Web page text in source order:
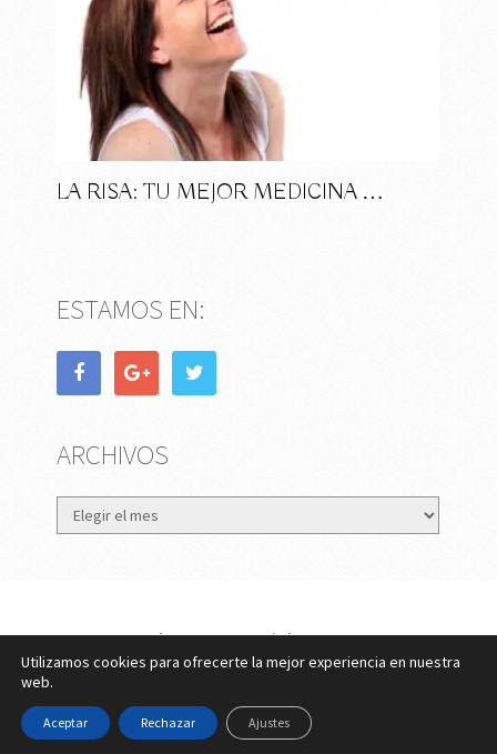
LA RISA: TU MEJOR MEDICINA …
ESTAMOS EN:
ARCHIVOS
Archivos
eMujer.comCopyright © 2026.
Contactar||Datos Legales y PrivacidadyPolítica de
Cookies
Utilizamos cookies para ofrecerte la mejor experiencia en nuestra
web.
Aceptar Rechazar Ajustes